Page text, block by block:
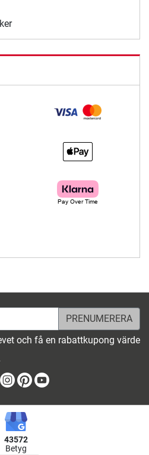
och få en rabattkupong värde
Facebook
Instagram
Pinterest
43572
Betyg